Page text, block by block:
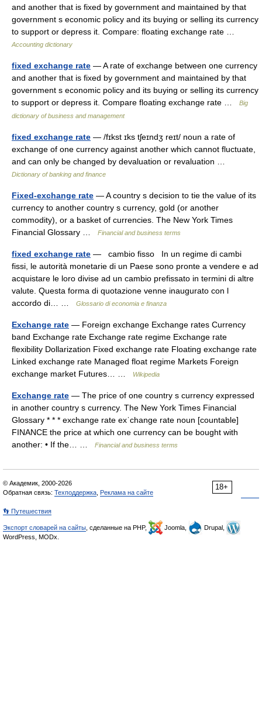
and another that is fixed by government and maintained by that
government s economic policy and its buying or selling its currency
to support or depress it. Compare: floating exchange rate …
Accounting dictionary
fixed exchange rate — A rate of exchange between one currency
and another that is fixed by government and maintained by that
government s economic policy and its buying or selling its currency
to support or depress it. Compare floating exchange rate …
Big
dictionary of business and management
fixed exchange rate — /fɪkst ɪks tʃeɪndʒ reɪt/ noun a rate of
exchange of one currency against another which cannot fluctuate,
and can only be changed by devaluation or revaluation …
Dictionary of banking and finance
Fixed-exchange rate — A country s decision to tie the value of its
currency to another country s currency, gold (or another
commodity), or a basket of currencies. The New York Times
Financial Glossary …
Financial and business terms
fixed exchange rate — cambio fisso In un regime di cambi
fissi, le autorità monetarie di un Paese sono pronte a vendere e ad
acquistare le loro divise ad un cambio prefissato in termini di altre
valute. Questa forma di quotazione venne inaugurato con l
accordo di… …
Glossario di economia e finanza
Exchange rate — Foreign exchange Exchange rates Currency
band Exchange rate Exchange rate regime Exchange rate
flexibility Dollarization Fixed exchange rate Floating exchange rate
Linked exchange rate Managed float regime Markets Foreign
exchange market Futures… …
Wikipedia
Exchange rate — The price of one country s currency expressed
in another country s currency. The New York Times Financial
Glossary * * * exchange rate exˈchange rate noun [countable]
FINANCE the price at which one currency can be bought with
another: • If the… …
Financial and business terms
18+
© Академик, 2000-2026
Обратная связь: Техподдержка Реклама на сайте
👣 Путешествия
Экспорт словарей на сайты , сделанные на PHP, Joomla,
Drupal,
WordPress, MODx.